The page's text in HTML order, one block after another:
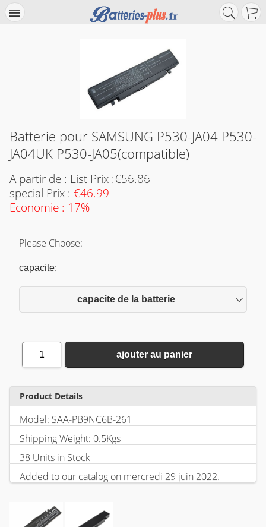
Batterie pour SAMSUNG P530-JA04 P530-
JA04UK P530-JA05(compatible)
A partir de : List Prix :€56.86
special Prix : €46.99
Economie : 17%
Please Choose:
capacite:
capacite de la batterie
1 ajouter au panier
Product Details
Model: SAA-PB9NC6B-261
Shipping Weight: 0.5Kgs
38 Units in Stock
Added to our catalog on mercredi 29 juin 2022.